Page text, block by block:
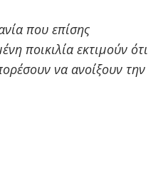
που επίσης
ποικιλία εκτιµούν ότι
να ανοίξουν την